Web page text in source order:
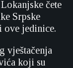
čete
Srpske
ove jedinice.
vještačenja
koji su